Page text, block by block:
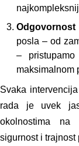
posla – od
–
maksimalnom
Svaka
rada je uvek
okolnostima na
sigurnost i trajnost